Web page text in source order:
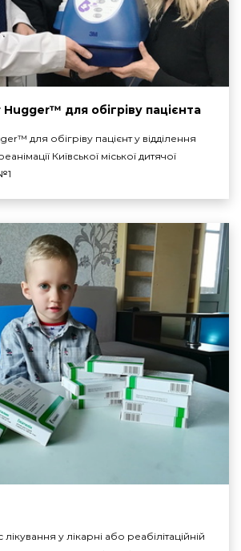
для обігріву пацієнта
для обігріву пацієнт у відділення
Київської міської дитячої
у лікарні або реабілітаційній